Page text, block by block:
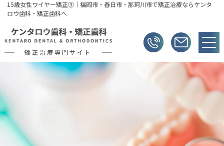
15歳女性ワイヤー矯正③｜福岡市・春日市・那珂川市で矯正治療ならケンタ
ロウ歯科・矯正歯科へ
矯正治療専門サイト